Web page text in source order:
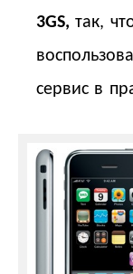
3GS,так,
сервис в